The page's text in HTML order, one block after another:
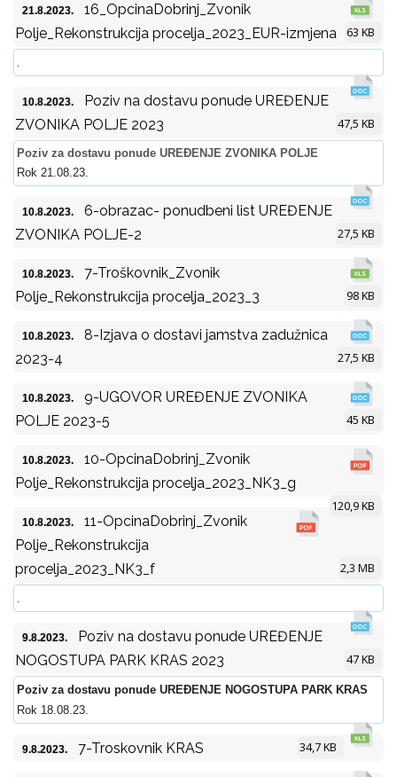
21.8.2023.
16_OpcinaDobrinj_Zvonik
Polje_Rekonstrukcija procelja_2023_EUR-izmjena
63 KB
10.8.2023.
Poziv na dostavu ponude UREĐENJE
ZVONIKA POLJE 2023
47,5 KB
Poziv za dostavu ponude UREĐENJE ZVONIKA POLJE
Rok 21.08.23.
10.8.2023.
6-obrazac- ponudbeni list UREĐENJE
ZVONIKA POLJE-2
27,5 KB
10.8.2023.
7-Troškovnik_Zvonik
Polje_Rekonstrukcija procelja_2023_3
98 KB
10.8.2023.
8-Izjava o dostavi jamstva zadužnica
2023-4
27,5 KB
10.8.2023.
9-UGOVOR UREĐENJE ZVONIKA
POLJE 2023-5
45 KB
10.8.2023.
10-OpcinaDobrinj_Zvonik
Polje_Rekonstrukcija procelja_2023_NK3_g
120,9 KB
10.8.2023.
11-OpcinaDobrinj_Zvonik
Polje_Rekonstrukcija
procelja_2023_NK3_f
2,3 MB
9.8.2023.
Poziv na dostavu ponude UREĐENJE
NOGOSTUPA PARK KRAS 2023
47 KB
Poziv za dostavu ponude UREĐENJE NOGOSTUPA PARK KRAS
Rok 18.08.23.
9.8.2023. 7-Troskovnik KRAS 34,7 KB